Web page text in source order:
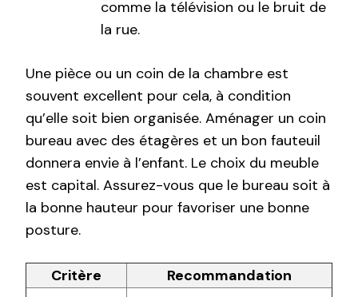
comme la télévision ou le bruit de
la rue.
Une pièce ou un coin de la chambre est
souvent excellent pour cela, à condition
qu’elle soit bien organisée. Aménager un coin
bureau avec des étagères et un bon fauteuil
donnera envie à l’enfant. Le choix du meuble
est capital. Assurez-vous que le bureau soit à
la bonne hauteur pour favoriser une bonne
posture.
Critère Recommandation